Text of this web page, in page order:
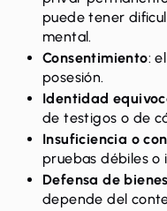
puede tener
mental.
Consentimiento:
posesión.
Identidad
de testigos o de
Insuficiencia o
pruebas débiles o
Defensa de
depende del